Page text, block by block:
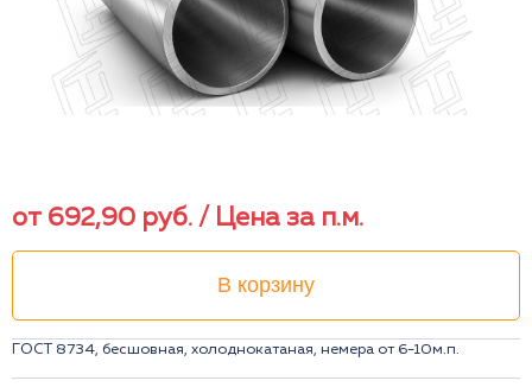
от 692,90 руб. / Цена за п.м.
В корзину
ГОСТ 8734, бесшовная, холоднокатаная, немера от 6-10м.п.